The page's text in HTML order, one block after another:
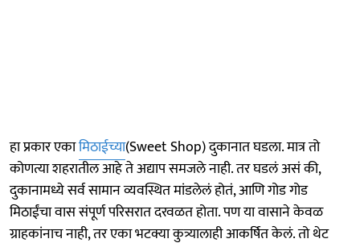
हा प्रकार एकामिठाईच्या(Sweet Shop) दुकानात घडला. मात्र तो
कोणत्या शहरातील आहे ते अद्याप समजले नाही. तर घडलं असं की,
दुकानामध्ये सर्व सामान व्यवस्थित मांडलेलं होतं, आणि गोड गोड
मिठाईंचा वास संपूर्ण परिसरात दरवळत होता. पण या वासाने केवळ
ग्राहकांनाच नाही, तर एका भटक्या कुत्र्यालाही आकर्षित केलं. तो थेट